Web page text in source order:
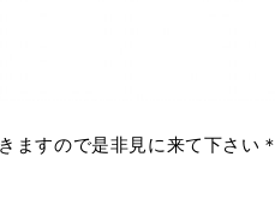
ますので是非見に来て下さい＊